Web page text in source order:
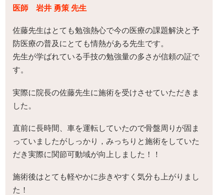
医師 岩井 勇策 先生
佐藤先生はとても勉強熱心で今の医療の課題解決と予
防医療の普及にとても情熱がある先生です。
先生が学ばれている手技の勉強量の多さが信頼の証で
す。
実際に院長の佐藤先生に施術を受けさせていただきま
した。
直前に長時間、車を運転していたので骨盤周りが固ま
っていましたがしっかり，みっちりと施術をしていた
だき実際に関節可動域が向上しました！！
施術後はとても軽やかに歩きやすく気分も上がりまし
た！